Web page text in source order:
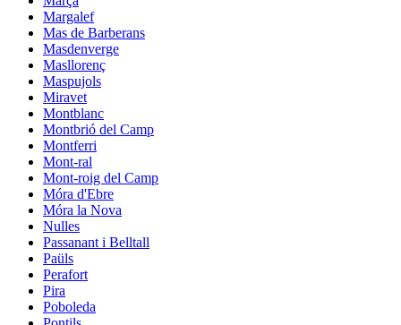
Margalef
Mas de Barberans
Masdenverge
Masllorenç
Maspujols
Miravet
Montblanc
Montbrió del Camp
Montferri
Mont-ral
Mont-roig del Camp
Móra d'Ebre
Móra la Nova
Nulles
Passanant i Belltall
Paüls
Perafort
Pira
Poboleda